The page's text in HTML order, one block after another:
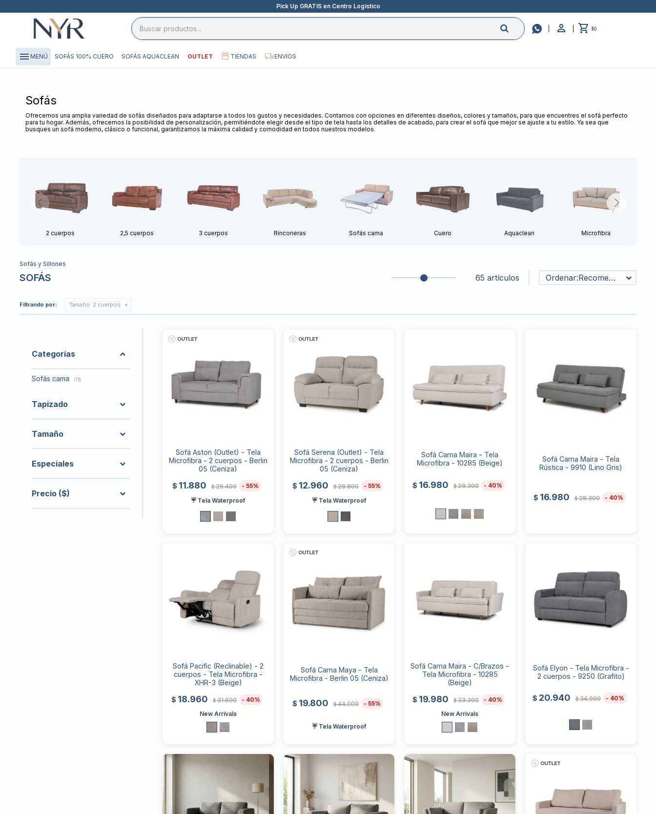
Pick Up GRATIS en Centro Logístico
 $0
menu MENÚ SOFÁS 100% CUERO SOFÁS AQUACLEAN OUTLET TIENDAS ENVIOS
Sofás
Ofrecemos una amplia variedad de sofás diseñados para adaptarse a todos los gustos y necesidades. Contamos con opciones en diferentes diseños, colores y tamaños, para que encuentres el sofá perfecto
para tu hogar. Además, ofrecemos la posibilidad de personalización, permitiéndote elegir desde el tipo de tela hasta los detalles de acabado, para crear el sofá que mejor se ajuste a tu estilo. Ya sea que
busques un sofá moderno, clásico o funcional, garantizamos la máxima calidad y comodidad en todos nuestros modelos.
2 cuerpos 2,5 cuerpos 3 cuerpos Rinconeras Sofás cama Cuero Aquaclean Microfibra
Sofás y Sillones
SOFÁS 65 artículos Recomendados
Filtrando por: Tamaño: 2 cuerpos
Sofá Aston (Outlet) - Tela
Microfibra - 2 cuerpos - Berlin
05 (Ceniza)
$ 11.880 $ 26.400
55
☔ Tela Waterproof
Sofá Serena (Outlet) - Tela
Microfibra - 2 cuerpos - Berlin
05 (Ceniza)
$ 12.960 $ 28.800
55
☔ Tela Waterproof
Sofá Cama Maira - Tela
Microfibra - 10285 (Beige)
$ 16.980 $ 28.300 40
Sofá Cama Maira - Tela
Rústica - 9910 (Lino Gris)
$ 16.980 $ 28.300 40
Sofá Pacific (Reclinable) - 2
cuerpos - Tela Microfibra -
XHR-3 (Beige)
$ 18.960 $ 31.600
40
New Arrivals
Sofá Cama Maya - Tela
Microfibra - Berlin 05 (Ceniza)
$ 19.800 $ 44.000 55
☔ Tela Waterproof
Sofá Cama Maira - C/Brazos -
Tela Microfibra - 10285
(Beige)
$ 19.980 $ 33.300
40
New Arrivals
Sofá Elyon - Tela Microfibra -
2 cuerpos - 9250 (Grafito)
$ 20.940 $ 34.900 40
Categorías
Sofás cama (13)
Precio ($)
Especiales
Tamaño
Tapizado
close